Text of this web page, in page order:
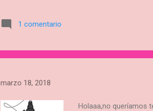
poco a poco cogeremos experiencia y
y ojalá creemos un vinculo juntos que dure
1 comentario
marzo 18, 2018
Holaaa,no queríamos